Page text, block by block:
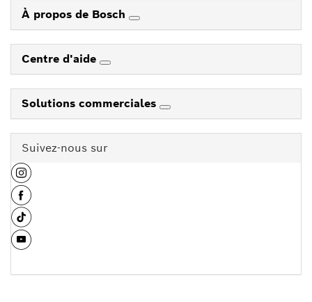
À propos de Bosch
Centre d'aide
Solutions commerciales
Suivez-nous sur